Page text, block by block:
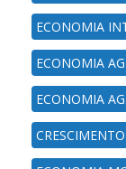
ECONOMIA
ECONOMIA
ECONOMIA